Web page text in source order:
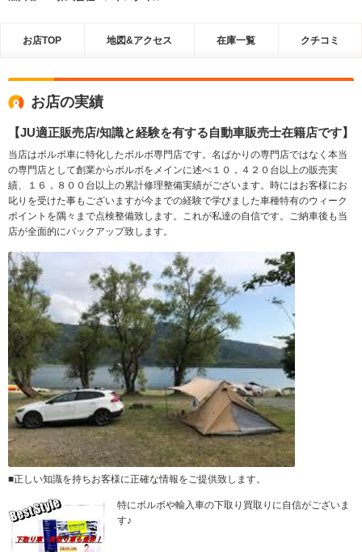
お店TOP 地図&アクセス 在庫一覧 クチコミ
お店の実績
【JU適正販売店/知識と経験を有する自動車販売士在籍店です】
当店はボルボ車に特化したボルボ専門店です。名ばかりの専門店ではなく本当
の専門店として創業からボルボをメインに述べ１０，４２０台以上の販売実
績、１６，８００台以上の累計修理整備実績がございます。時にはお客様にお
叱りを受けた事もございますが今までの経験で学びました車種特有のウィーク
ポイントを隅々まで点検整備致します。これが私達の自信です。ご納車後も当
店が全面的にバックアップ致します。
■正しい知識を持ちお客様に正確な情報をご提供致します。
特にボルボや輸入車の下取り買取りに自信がございま
す♪